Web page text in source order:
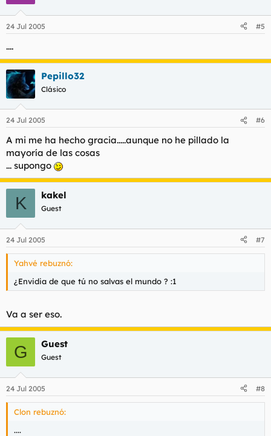
24 Jul 2005 #5
....
Pepillo32
Clásico
24 Jul 2005 #6
A mi me ha hecho gracia.....aunque no he pillado la
mayoría de las cosas
... supongo
K kakel
Guest
24 Jul 2005 #7
Yahvé rebuznó:
¿Envidia de que tú no salvas el mundo ? :1
Va a ser eso.
G Guest
Guest
24 Jul 2005 #8
Clon rebuznó:
....